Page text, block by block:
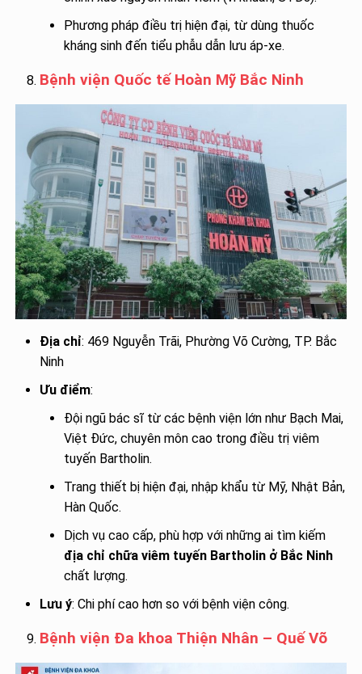
Phương pháp điều trị hiện đại, từ dùng thuốc
kháng sinh đến tiểu phẫu dẫn lưu áp-xe.
Bệnh viện Quốc tế Hoàn Mỹ Bắc Ninh
Địa chỉ: 469 Nguyễn Trãi, Phường Võ Cường, TP. Bắc
Ninh
Ưu điểm:
Đội ngũ bác sĩ từ các bệnh viện lớn như Bạch Mai,
Việt Đức, chuyên môn cao trong điều trị viêm
tuyến Bartholin.
Trang thiết bị hiện đại, nhập khẩu từ Mỹ, Nhật Bản,
Hàn Quốc.
Dịch vụ cao cấp, phù hợp với những ai tìm kiếm
địa chỉ chữa viêm tuyến Bartholin ở Bắc Ninh
chất lượng.
Lưu ý: Chi phí cao hơn so với bệnh viện công.
Bệnh viện Đa khoa Thiện Nhân – Quế Võ